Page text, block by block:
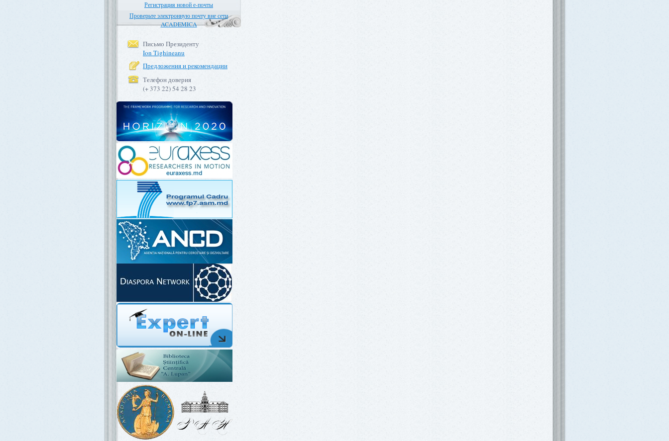
Регистрация новой е-почты
Проверьте электронную почту вне сети
ACADEMICA
Письмо Президенту
Ion Tighineanu
Предложения и рекомендации
Телефон доверия
(+ 373 22) 54 28 23